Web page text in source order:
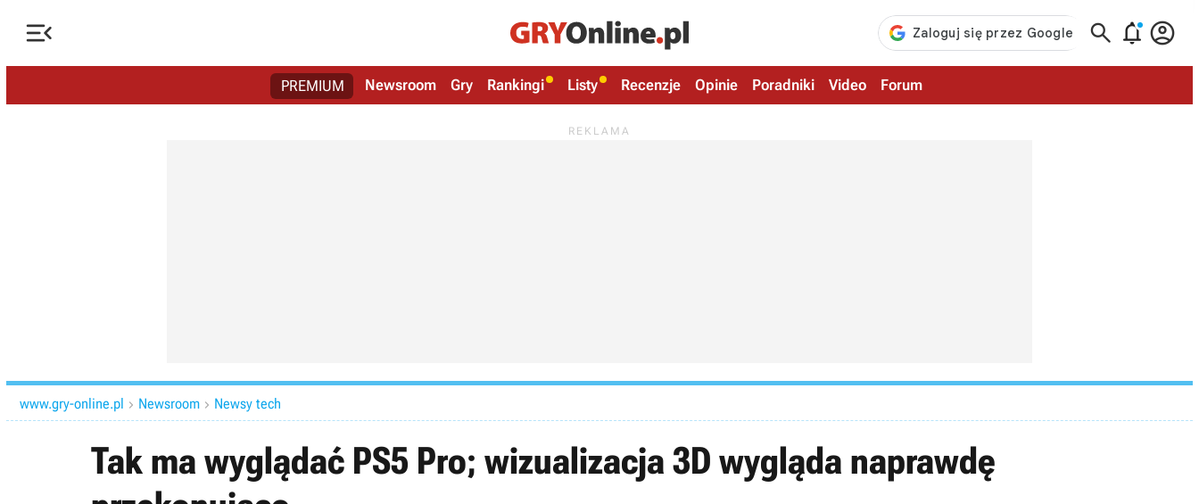
   
PREMIUM Newsroom Gry Rankingi Listy Recenzje Opinie Poradniki Video Forum
www.gry-online.pl  Newsroom  Newsy tech
Tak ma wyglądać PS5 Pro; wizualizacja 3D wygląda naprawdę